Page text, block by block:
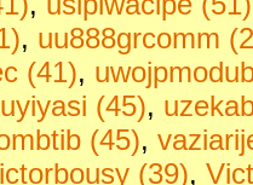
, uu888grcomm
(41),
uyiyasi (45),
(45),
(39),